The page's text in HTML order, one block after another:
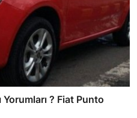
Yorumları ? Fiat Punto